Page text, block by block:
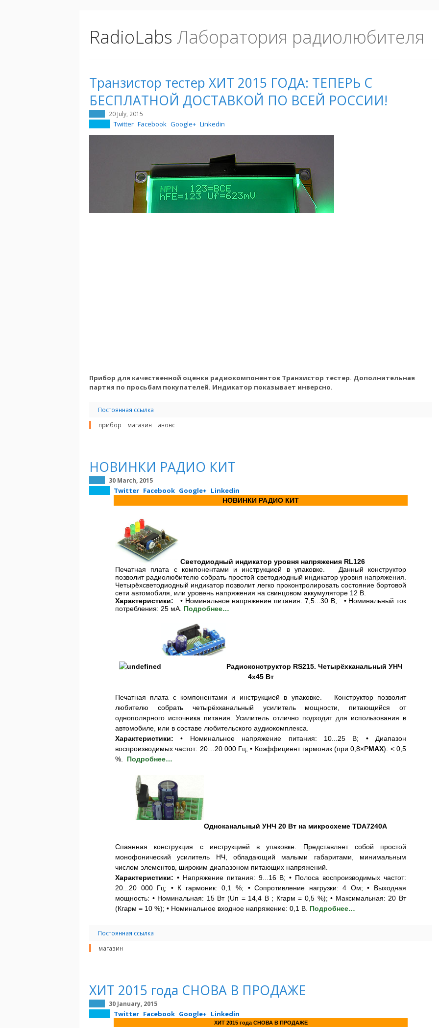
RadioLabs Лаборатория радиолюбителя
Транзистор тестер ХИТ 2015 ГОДА: ТЕПЕРЬ С
БЕСПЛАТНОЙ ДОСТАВКОЙ ПО ВСЕЙ РОССИИ!
20 July, 2015
Twitter Facebook Google+ Linkedin
Прибор для качественной оценки радиокомпонентов Транзистор тестер. Дополнительная
партия по просьбам покупателей. Индикатор показывает инверсно.
Постоянная ссылка
прибор
магазин анонс
НОВИНКИ РАДИО КИТ
30 March, 2015
Twitter Facebook Google+ Linkedin
НОВИНКИ РАДИО КИТ
Светодиодный индикатор уровня напряжения RL126
Печатная плата с компонентами и инструкцией в упаковке. Данный конструктор
позволит радиолюбителю собрать простой светодиодный индикатор уровня напряжения.
Четырёхсветодиодный индикатор позволит легко проконтролировать состояние бортовой
сети автомобиля, или уровень напряжения на свинцовом аккумуляторе 12 В.
Характеристики:
• Номинальное напряжение питания: 7,5...30 В; • Номинальный ток
потребления: 25 мА. Подробнее…
Радиоконструктор RS215. Четырёхканальный УНЧ
4х45 Вт
Печатная плата с компонентами и инструкцией в упаковке. Конструктор позволит
любителю собрать четырёхканальный усилитель мощности, питающийся от
однополярного источника питания. Усилитель отлично подходит для использования в
автомобиле, или в составе любительского аудиокомплекса.
Характеристики:
• Номинальное напряжение питания: 10...25 В; • Диапазон
воспроизводимых частот: 20…20 000 Гц; • Коэффициент гармоник (при 0,8×PМАХ): < 0,5
%. Подробнее…
Одноканальный УНЧ 20 Вт на микросхеме TDA7240A
Спаянная конструкция с инструкцией в упаковке. Представляет собой простой
монофонический усилитель НЧ, обладающий малыми габаритами, минимальным
числом элементов, широким диапазоном питающих напряжений.
Характеристики: • Напряжение питания: 9...16 В; • Полоса воспроизводимых частот:
20...20 000 Гц; • К гармоник: 0,1 %; • Сопротивление нагрузки: 4 Ом; • Выходная
мощность: • Номинальная: 15 Вт (Uп = 14,4 В ; Кгарм = 0,5 %); • Максимальная: 20 Вт
(Кгарм = 10 %); • Номинальное входное напряжение: 0,1 В. Подробнее…
Постоянная ссылка
магазин
ХИТ 2015 года СНОВА В ПРОДАЖЕ
30 January, 2015
Twitter Facebook Google+ Linkedin
ХИТ 2015 года СНОВА В ПРОДАЖЕ